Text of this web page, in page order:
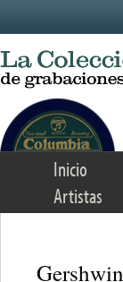
Inicio
Artistas
Gershwin